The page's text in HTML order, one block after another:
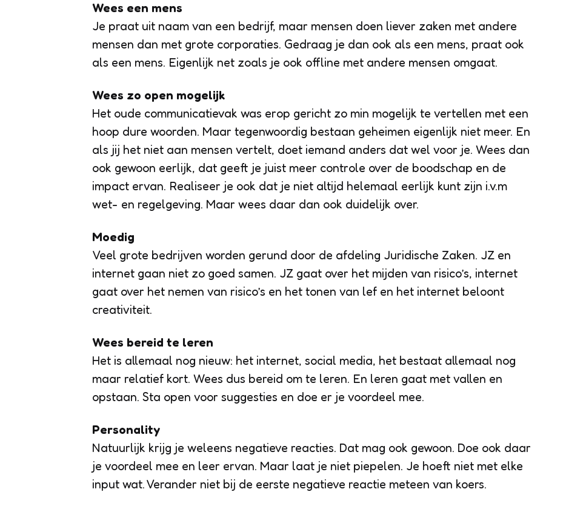
Wees een mens
Je praat uit naam van een bedrijf, maar mensen doen liever zaken met andere
mensen dan met grote corporaties. Gedraag je dan ook als een mens, praat ook
als een mens. Eigenlijk net zoals je ook offline met andere mensen omgaat.
Wees zo open mogelijk
Het oude communicatievak was erop gericht zo min mogelijk te vertellen met een
hoop dure woorden. Maar tegenwoordig bestaan geheimen eigenlijk niet meer. En
als jij het niet aan mensen vertelt, doet iemand anders dat wel voor je. Wees dan
ook gewoon eerlijk, dat geeft je juist meer controle over de boodschap en de
impact ervan. Realiseer je ook dat je niet altijd helemaal eerlijk kunt zijn i.v.m
wet- en regelgeving. Maar wees daar dan ook duidelijk over.
Moedig
Veel grote bedrijven worden gerund door de afdeling Juridische Zaken. JZ en
internet gaan niet zo goed samen. JZ gaat over het mijden van risico’s, internet
gaat over het nemen van risico’s en het tonen van lef en het internet beloont
creativiteit.
Wees bereid te leren
Het is allemaal nog nieuw: het internet, social media, het bestaat allemaal nog
maar relatief kort. Wees dus bereid om te leren. En leren gaat met vallen en
opstaan. Sta open voor suggesties en doe er je voordeel mee.
Personality
Natuurlijk krijg je weleens negatieve reacties. Dat mag ook gewoon. Doe ook daar
je voordeel mee en leer ervan. Maar laat je niet piepelen. Je hoeft niet met elke
input wat. Verander niet bij de eerste negatieve reactie meteen van koers.